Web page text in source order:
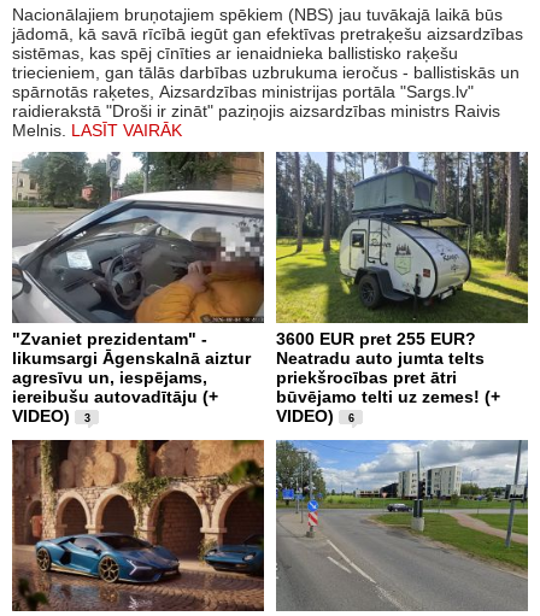
Nacionālajiem bruņotajiem spēkiem (NBS) jau tuvākajā laikā būs
jādomā, kā savā rīcībā iegūt gan efektīvas pretraķešu aizsardzības
sistēmas, kas spēj cīnīties ar ienaidnieka ballistisko raķešu
triecieniem, gan tālās darbības uzbrukuma ieročus - ballistiskās un
spārnotās raķetes, Aizsardzības ministrijas portāla "Sargs.lv"
raidierakstā "Droši ir zināt" paziņojis aizsardzības ministrs Raivis
Melnis. LASĪT VAIRĀK
"Zvaniet prezidentam" -
likumsargi Āgenskalnā aiztur
agresīvu un, iespējams,
iereibušu autovadītāju (+
VIDEO)
3
3600 EUR pret 255 EUR?
Neatradu auto jumta telts
priekšrocības pret ātri
būvējamo telti uz zemes! (+
VIDEO)
6